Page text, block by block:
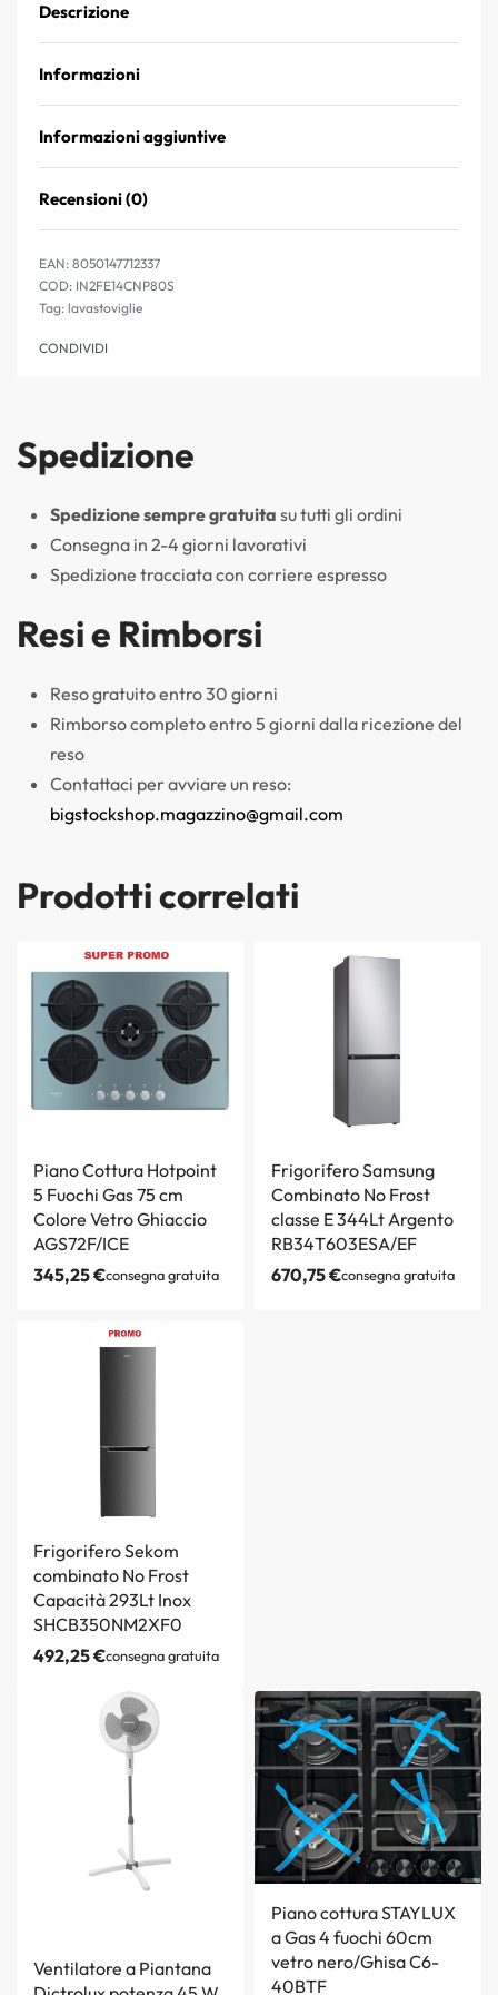
Descrizione
Informazioni
Informazioni aggiuntive
Recensioni (0)
EAN: 8050147712337
IN2FE14CNP80S
Tag: lavastoviglie
CONDIVIDI
Spedizione
Spedizione sempre gratuita su tutti gli ordini
Consegna in 2-4 giorni lavorativi
Spedizione tracciata con corriere espresso
Resi e Rimborsi
Reso gratuito entro 30 giorni
Rimborso completo entro 5 giorni dalla ricezione del
reso
Contattaci per avviare un reso:
bigstockshop.magazzino@gmail.com
Prodotti correlati
Piano Cottura Hotpoint
5 Fuochi Gas 75 cm
Colore Vetro Ghiaccio
AGS72F/ICE
345,25€consegna gratuita
Frigorifero Samsung
Combinato No Frost
classe E 344Lt Argento
RB34T603ESA/EF
670,75€consegna gratuita
Frigorifero Sekom
combinato No Frost
Capacità 293Lt Inox
SHCB350NM2XF0
492,25€consegna gratuita
Ventilatore a Piantana
Piano cottura STAYLUX
a Gas 4 fuochi 60cm
vetro nero/Ghisa C6-
40BTF